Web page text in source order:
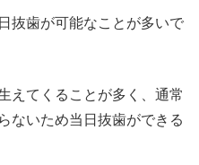
抜歯が可能なことが多いで
えてくることが多く、通常
ないため当日抜歯ができる